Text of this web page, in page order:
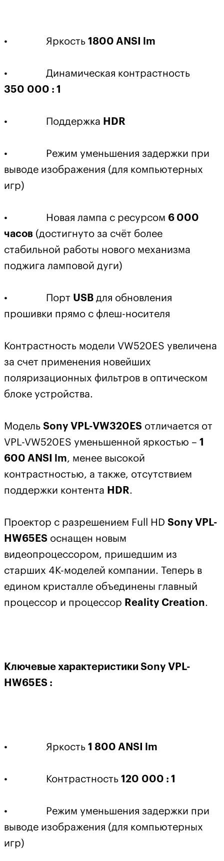
• Яркость 1800 ANSI lm
• Динамическая контрастность
350 000 : 1
• Поддержка HDR
• Режим уменьшения задержки при
выводе изображения (для компьютерных
игр)
• Новая лампа с ресурсом 6 000
часов (достигнуто за счёт более
стабильной работы нового механизма
поджига ламповой дуги)
• Порт USB для обновления
прошивки прямо с флеш-носителя
Контрастность модели VW520ES увеличена
за счет применения новейших
поляризационных фильтров в оптическом
блоке устройства.
Модель Sony VPL-VW320ES отличается от
VPL-VW520ES уменьшенной яркостью – 1
600 ANSI lm, менее высокой
контрастностью, а также, отсутствием
поддержки контента HDR.
Проектор с разрешением Full HD Sony VPL-
HW65ES оснащен новым
видеопроцессором, пришедшим из
старших 4К-моделей компании. Теперь в
едином кристалле объединены главный
процессор и процессор Reality Creation.
Ключевые характеристики Sony VPL-
HW65ES :
• Яркость 1 800 ANSI lm
• Контрастность 120 000 : 1
• Режим уменьшения задержки при
выводе изображения (для компьютерных
игр)